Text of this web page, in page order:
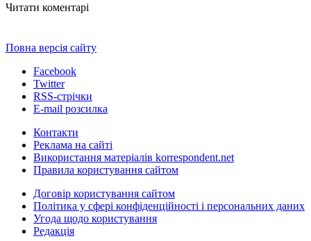
Читати коментарі
Повна версія сайту
Facebook
Twitter
RSS-стрічки
E-mail розсилка
Контакти
Реклама на сайті
Використання матеріалів korrespondent.net
Правила користування сайтом
Договір користування сайтом
Політика у сфері конфіденційності і персональних даних
Угода щодо користування
Редакція